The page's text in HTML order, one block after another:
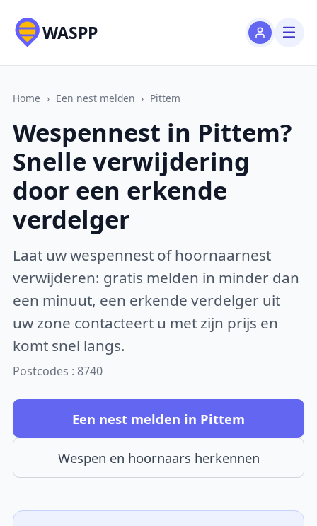
WASPP
Home › Een nest melden › Pittem
Wespennest in Pittem?
Snelle verwijdering
door een erkende
verdelger
Laat uw wespennest of hoornaarnest
verwijderen: gratis melden in minder dan
een minuut, een erkende verdelger uit
uw zone contacteert u met zijn prijs en
komt snel langs.
Postcodes : 8740
Een nest melden in Pittem
Wespen en hoornaars herkennen